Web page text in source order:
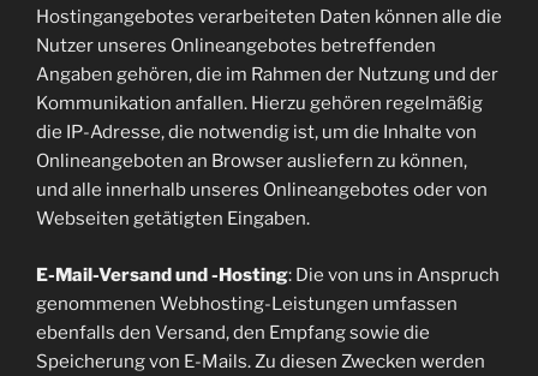
Hostingangebotes verarbeiteten Daten können alle die
Nutzer unseres Onlineangebotes betreffenden
Angaben gehören, die im Rahmen der Nutzung und der
Kommunikation anfallen. Hierzu gehören regelmäßig
die IP-Adresse, die notwendig ist, um die Inhalte von
Onlineangeboten an Browser ausliefern zu können,
und alle innerhalb unseres Onlineangebotes oder von
Webseiten getätigten Eingaben.
E-Mail-Versand und -Hosting: Die von uns in Anspruch
genommenen Webhosting-Leistungen umfassen
ebenfalls den Versand, den Empfang sowie die
Speicherung von E-Mails. Zu diesen Zwecken werden